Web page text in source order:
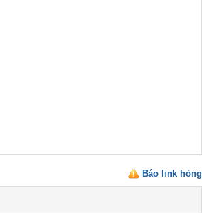
Báo link hỏng